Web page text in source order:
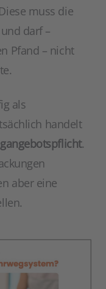
muss die
darf –
Pfand – nicht
als
handelt
.
aber eine